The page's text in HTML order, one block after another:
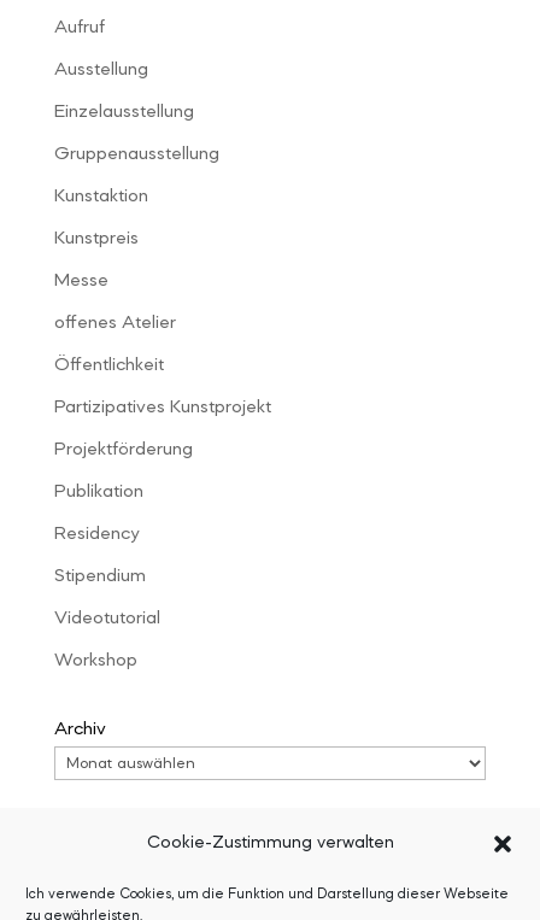
Cookie-Zustimmung verwalten
Ich verwende Cookies, um die Funktion und Darstellung dieser Webseite
zu gewährleisten.
Aufruf
Ausstellung
Einzelausstellung
Gruppenausstellung
Kunstaktion
Kunstpreis
Messe
offenes Atelier
Öffentlichkeit
Partizipatives Kunstprojekt
Projektförderung
Publikation
Residency
Stipendium
Videotutorial
Workshop
Archiv
© 2016 Wiebke Kirchner |